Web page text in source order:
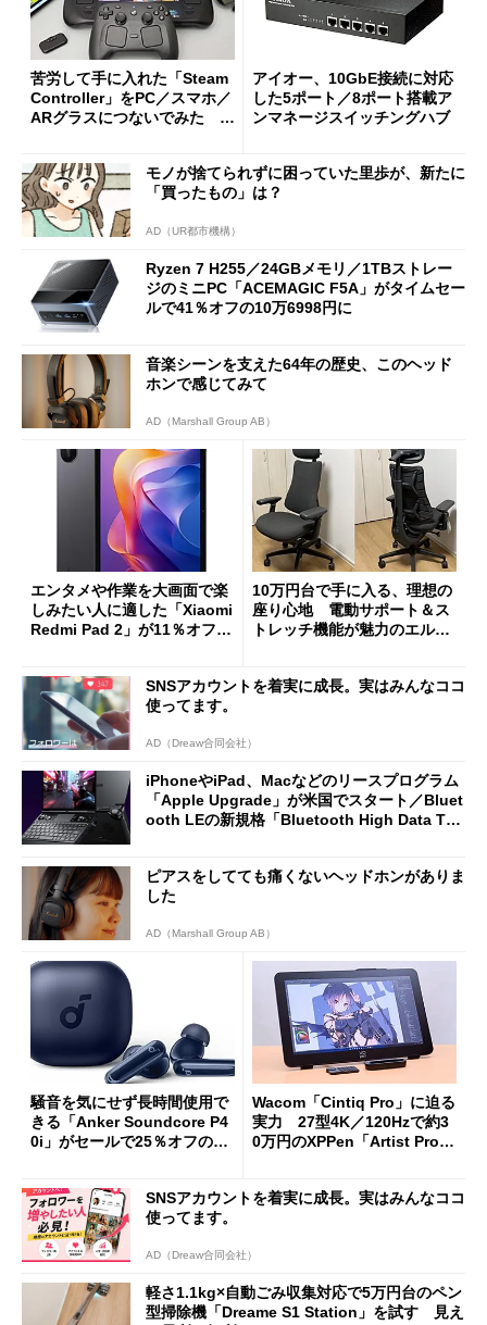
苦労して手に入れた「Steam
Controller」をPC／スマホ／
ARグラスにつないでみた ゲ
アイオー、10GbE接続に対応
した5ポート／8ポート搭載ア
ンマネージスイッチングハブ
モノが捨てられずに困っていた里歩が、新たに
「買ったもの」は？
AD（UR都市機構）
Ryzen 7 H255／24GBメモリ／1TBストレー
ジのミニPC「ACEMAGIC F5A」がタイムセー
ルで41％オフの10万6998円に
音楽シーンを支えた64年の歴史、このヘッド
ホンで感じてみて
AD（Marshall Group AB）
エンタメや作業を大画面で楽
しみたい人に適した「Xiaomi
Redmi Pad 2」が11％オフの
10万円台で手に入る、理想の
座り心地 電動サポート＆ス
トレッチ機能が魅力のエルゴ
SNSアカウントを着実に成長。実はみんなココ
使ってます。
AD（Dreaw合同会社）
iPhoneやiPad、Macなどのリースプログラム
「Apple Upgrade」が米国でスタート／Bluet
ooth LEの新規格「Bluetooth High Data Thr
ピアスをしてても痛くないヘッドホンがありま
した
AD（Marshall Group AB）
騒音を気にせず長時間使用で
きる「Anker Soundcore P4
0i」がセールで25％オフの59
Wacom「Cintiq Pro」に迫る
実力 27型4K／120Hzで約3
0万円のXPPen「Artist Pro 2
SNSアカウントを着実に成長。実はみんなココ
使ってます。
AD（Dreaw合同会社）
軽さ1.1kg×自動ごみ収集対応で5万円台のペン
型掃除機「Dreame S1 Station」を試す 見え